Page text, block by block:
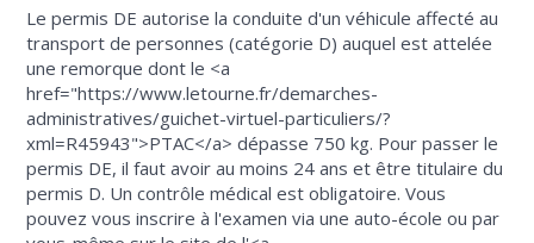
Le permis DE autorise la conduite d'un véhicule affecté au
transport de personnes (catégorie D) auquel est attelée
une remorque dont le <a
href="https://www.letourne.fr/demarches-
administratives/guichet-virtuel-particuliers/?
xml=R45943">PTAC</a> dépasse 750 kg. Pour passer le
permis DE, il faut avoir au moins 24 ans et être titulaire du
permis D. Un contrôle médical est obligatoire. Vous
pouvez vous inscrire à l'examen via une auto-école ou par